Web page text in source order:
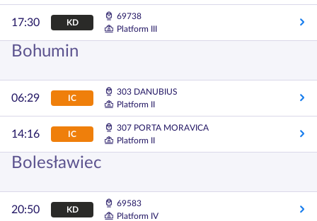
17:30 KD
69738
Platform III
Bohumin
06:29 IC
303 DANUBIUS
Platform II
14:16 IC
307 PORTA MORAVICA
Platform II
Bolesławiec
20:50 KD
69583
Platform IV